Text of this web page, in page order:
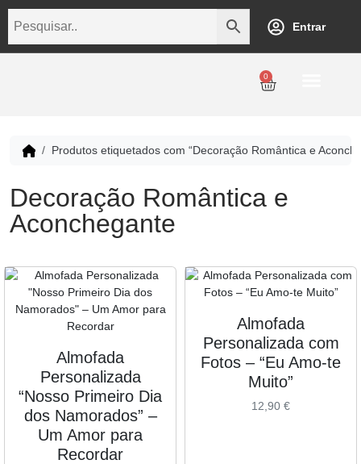
Entrar
0
Produtos etiquetados com “Decoração Romântica e
Decoração Romântica e
Aconchegante
Almofada
Personalizada
“Nosso Primeiro Dia
dos Namorados” –
Um Amor para
Recordar
Almofada
Personalizada com
Fotos – “Eu Amo-te
Muito”
12,90 €